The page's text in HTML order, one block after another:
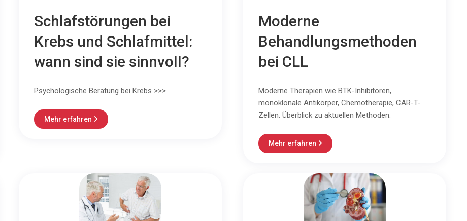
Schlafstörungen bei
Krebs und Schlafmittel:
wann sind sie sinnvoll?
Psychologische Beratung bei Krebs >>>
Mehr erfahren 
Moderne
Behandlungsmethoden
bei CLL
Moderne Therapien wie BTK-Inhibitoren,
monoklonale Antikörper, Chemotherapie, CAR-T-
Zellen. Überblick zu aktuellen Methoden.
Mehr erfahren 